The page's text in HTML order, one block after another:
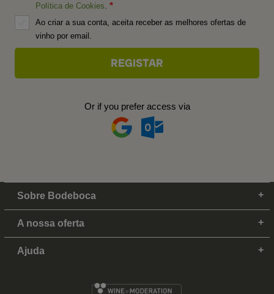
Política de Cookies
Ao criar a sua conta, aceita receber as melhores ofertas de
vinho por email.
Or if you prefer access via
Sobre Bodeboca
A nossa oferta
Ajuda